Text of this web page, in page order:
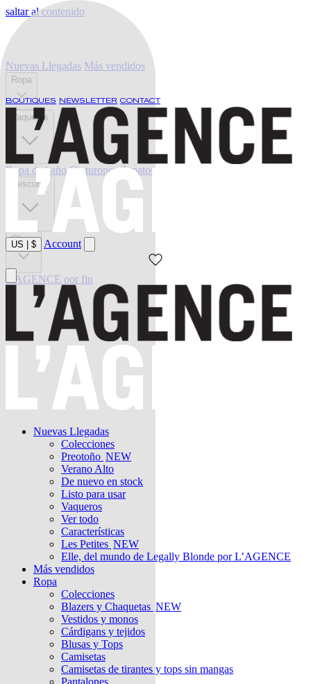
saltar al contenido
BOUTIQUES NEWSLETTER CONTACT
US $ Account
Nuevas Llegadas
Colecciones
Preotoño NEW
Verano Alto
De nuevo en stock
Listo para usar
Vaqueros
Ver todo
Características
Les Petites NEW
Elle, del mundo de Legally Blonde por L’AGENCE
Más vendidos
Ropa
Colecciones
Blazers y Chaquetas NEW
Vestidos y monos
Cárdigans y tejidos
Blusas y Tops
Camisetas
Camisetas de tirantes y tops sin mangas
Pantalones
Nuevas Llegadas Más vendidos
Ropa
Vaqueros
Ropa de baño Cinturones Zapatos
Descubrir
Oferta
L'AGENCE por fin